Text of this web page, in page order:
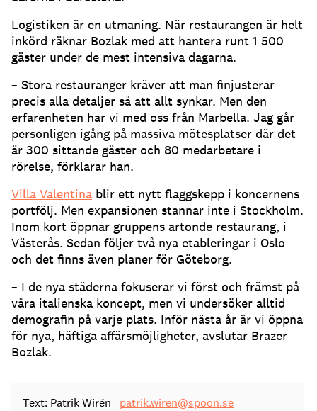
Logistiken är en utmaning. När restaurangen är helt
inkörd räknar Bozlak med att hantera runt 1 500
gäster under de mest intensiva dagarna.
– Stora restauranger kräver att man finjusterar
precis alla detaljer så att allt synkar. Men den
erfarenheten har vi med oss från Marbella. Jag går
personligen igång på massiva mötesplatser där det
är 300 sittande gäster och 80 medarbetare i
rörelse, förklarar han.
Villa Valentina blir ett nytt flaggskepp i koncernens
portfölj. Men expansionen stannar inte i Stockholm.
Inom kort öppnar gruppens artonde restaurang, i
Västerås. Sedan följer två nya etableringar i Oslo
och det finns även planer för Göteborg.
– I de nya städerna fokuserar vi först och främst på
våra italienska koncept, men vi undersöker alltid
demografin på varje plats. Inför nästa år är vi öppna
för nya, häftiga affärsmöjligheter, avslutar Brazer
Bozlak.
Text: Patrik Wirén patrik.wiren@spoon.se